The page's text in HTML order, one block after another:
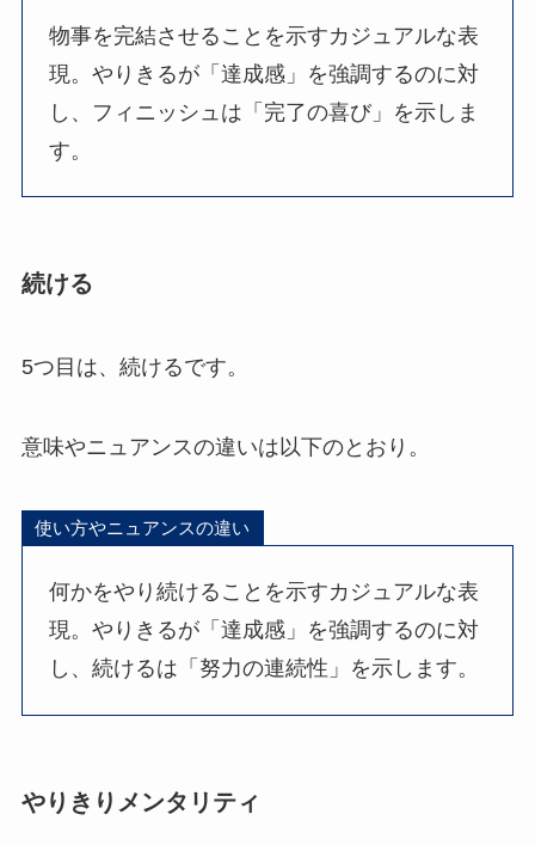
物事を完結させることを示すカジュアルな表
現。やりきるが「達成感」を強調するのに対
し、フィニッシュは「完了の喜び」を示しま
す。
続ける
5つ目は、続けるです。
意味やニュアンスの違いは以下のとおり。
使い方やニュアンスの違い
何かをやり続けることを示すカジュアルな表
現。やりきるが「達成感」を強調するのに対
し、続けるは「努力の連続性」を示します。
やりきりメンタリティ